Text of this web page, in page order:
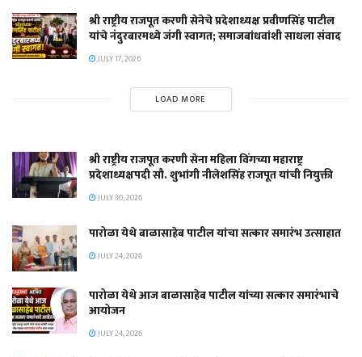
श्री राष्ट्रीय राजपूत करणी सेनेचे प्रदेशाध्यक्ष प्रवीणसिंह पाटील
यांचे नंदुरबारमध्ये जंगी स्वागत; समाजबांधवांशी साधला संवाद
JULY 17, 2026
LOAD MORE
श्री राष्ट्रीय राजपूत करणी सेना महिला विंगच्या महाराष्ट्र
प्रदेशाध्यक्षपदी सौ. शुभांगी नीलेशसिंह राजपूत यांची नियुक्ती
JULY 30, 2026
पारोळा येथे बाळासाहेब पाटील यांचा सत्कार समारंभ उत्साहात
JULY 24, 2026
पारोळा येथे आज बाळासाहेब पाटील यांच्या सत्कार समारंभाचे
आयोजन
JULY 24, 2026